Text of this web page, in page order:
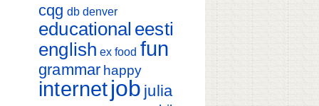
cqg db denver
educational eesti
english ex food fun
grammar happy
internetjob julia